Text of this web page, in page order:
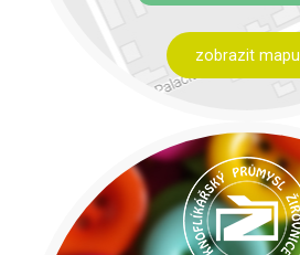
zobrazit mapu